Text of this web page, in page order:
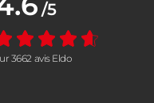
/5
3662 avis Eldo